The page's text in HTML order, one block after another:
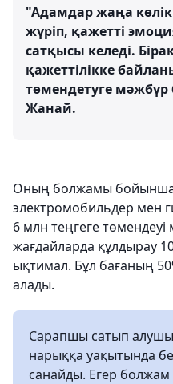
"Адамдар жаңа
жүріп, қажетті
сатқысы келеді.
қажеттілікке
төмендетуге мәжбүр
Жанай.
Оның болжамы
электромобильдер мен
6 млн теңгеге төмендеуі
жағдайларда құлдырау
ықтимал. Бұл бағаның
алады.
Сарапшы сатып
нарыққа уақытында
санайды. Егер болжам